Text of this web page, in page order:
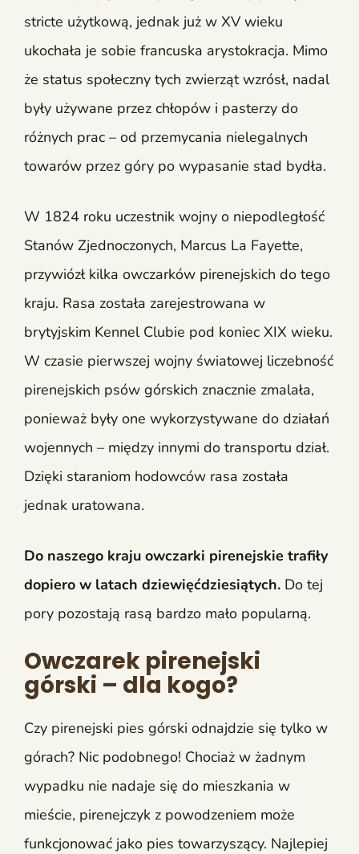
stricte użytkową, jednak już w XV wieku
ukochała je sobie francuska arystokracja. Mimo
że status społeczny tych zwierząt wzrósł, nadal
były używane przez chłopów i pasterzy do
różnych prac – od przemycania nielegalnych
towarów przez góry po wypasanie stad bydła.
W 1824 roku uczestnik wojny o niepodległość
Stanów Zjednoczonych, Marcus La Fayette,
przywiózł kilka owczarków pirenejskich do tego
kraju. Rasa została zarejestrowana w
brytyjskim Kennel Clubie pod koniec XIX wieku.
W czasie pierwszej wojny światowej liczebność
pirenejskich psów górskich znacznie zmalała,
ponieważ były one wykorzystywane do działań
wojennych – między innymi do transportu dział.
Dzięki staraniom hodowców rasa została
jednak uratowana.
Do naszego kraju owczarki pirenejskie trafiły
dopiero w latach dziewięćdziesiątych. Do tej
pory pozostają rasą bardzo mało popularną.
Owczarek pirenejski
górski – dla kogo?
Czy pirenejski pies górski odnajdzie się tylko w
górach? Nic podobnego! Chociaż w żadnym
wypadku nie nadaje się do mieszkania w
mieście, pirenejczyk z powodzeniem może
funkcjonować jako pies towarzyszący. Najlepiej